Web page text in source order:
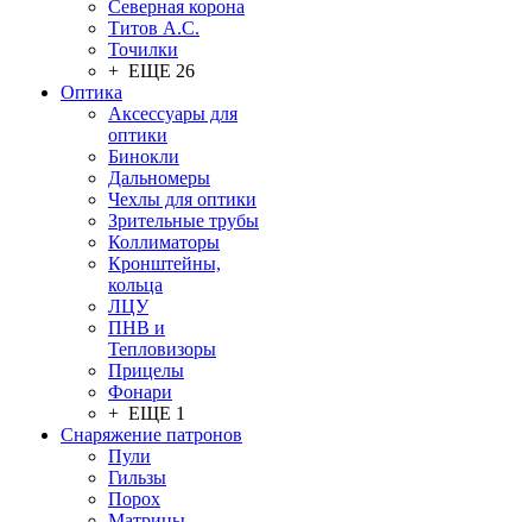
Северная корона
Титов А.С.
Точилки
+ ЕЩЕ 26
Оптика
Аксессуары для
оптики
Бинокли
Дальномеры
Чехлы для оптики
Зрительные трубы
Коллиматоры
Кронштейны,
кольца
ЛЦУ
ПНВ и
Тепловизоры
Прицелы
Фонари
+ ЕЩЕ 1
Снаряжение патронов
Пули
Гильзы
Порох